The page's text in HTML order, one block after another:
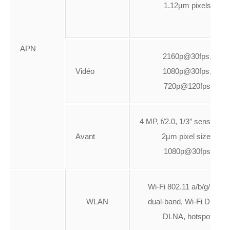
APN
1.12µm pixels
Vidéo
2160p@30fps,
1080p@30fps,
720p@120fps
Avant
4 MP, f/2.0, 1/3″ sensor
2µm pixel size,
1080p@30fps
WLAN
Wi-Fi 802.11 a/b/g/n/ac,
dual-band, Wi-Fi Direct,
DLNA, hotspot